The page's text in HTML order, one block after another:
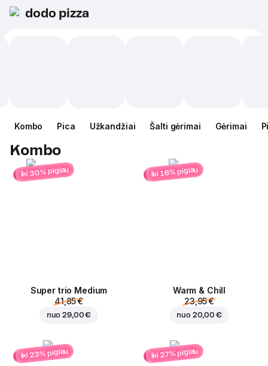
dodo pizza
Kombo Pica Užkandžiai Šalti gėrimai Gėrimai
Kombo
iki 30% pigiau
Super trio Medium
41,85 €
nuo29,00 €
iki 16% pigiau
Warm & Chill
23,95 €
nuo 20,00 €
iki 23% pigiau iki 27% pigiau